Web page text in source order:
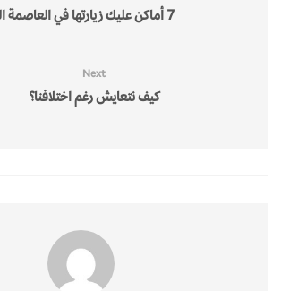
7 أماكن عليك زيارتها في العاصمة الجزائرية
Next
كيف نتعايش رغم اختلافنا؟